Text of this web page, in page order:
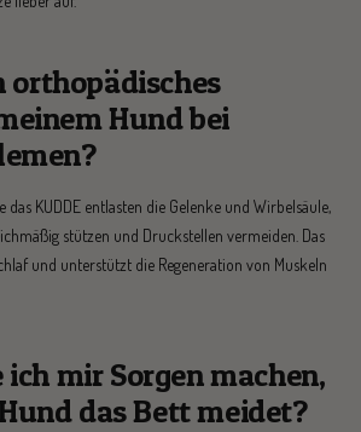
Hund bei
KUDDE entlasten die Gelenke und Wirbelsäule,
stützen und Druckstellen vermeiden. Das
und unterstützt die Regeneration von Muskeln
mir Sorgen machen,
das Bett meidet?